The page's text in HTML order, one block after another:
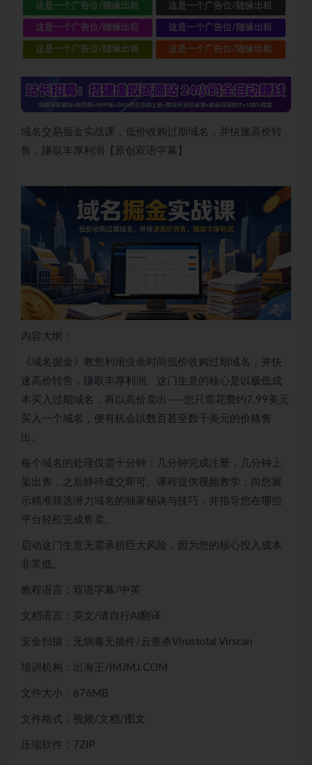
这是一个广告位/随缘出租 这是一个广告位/随缘出租
这是一个广告位/随缘出租 这是一个广告位/随缘出租
这是一个广告位/随缘出租 这是一个广告位/随缘出租
域名交易掘金实战课，低价收购过期域名，并快速高价转
售，賺取丰厚利润【原创双语字幕】
内容大纲：
《域名掘金》教您利用业余时间低价收购过期域名，并快
速高价转售，賺取丰厚利润。这门生意的核心是以极低成
本买入过期域名，再以高价卖出——您只需花费约7.99美元
买入一个域名，便有机会以数百甚至数千美元的价格售
出。
每个域名的处理仅需十分钟：几分钟完成注册，几分钟上
架出售，之后静待成交即可。课程提供视频教学，向您展
示精准筛选潜力域名的独家秘诀与技巧，并指导您在哪些
平台轻松完成售卖。
启动这门生意无需承担巨大风险，因为您的核心投入成本
非常低。
教程语言：双语字幕/中英
文档语言：英文/请自行AI翻译
安全扫描：无病毒无插件/云查杀Virustotal Virscan
培训机构：出海王/IMJMJ.COM
文件大小：676MB
文件格式：视频/文档/图文
压缩软件：7ZIP